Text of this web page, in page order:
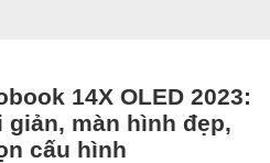
14X OLED 2023:
màn hình đẹp,
cấu hình